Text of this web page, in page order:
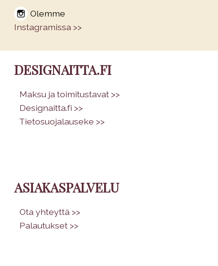
Olemme
Instagramissa >>
DESIGNAITTA.FI
Maksu ja toimitustavat >>
Designaitta.fi >>
Tietosuojalauseke >>
ASIAKASPALVELU
Ota yhteyttä >>
Palautukset >>